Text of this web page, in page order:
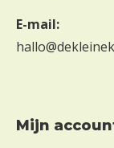
E-mail:
Mijn